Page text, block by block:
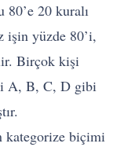
80’e 20 kuralı
işin yüzde 80’i,
Birçok kişi
A, B, C, D gibi
kategorize biçimi